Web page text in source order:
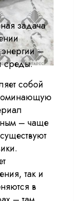
задача
–
среды.
собой
– чаще
так и
в